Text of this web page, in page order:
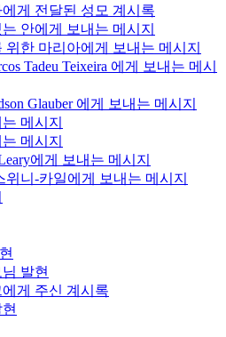
게 전달된 성모 계시록
안에게 보내는 메시지
한 마리아에게 보내는 메시지
Tadeu Teixeira 에게 보내는 메시
Glauber 에게 보내는 메시지
메시지
메시지
에게 보내는 메시지
니-카일에게 보내는 메시지
발현
게 주신 계시록